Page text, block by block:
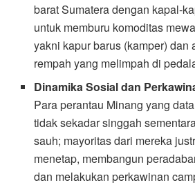
barat Sumatera dengan kapal-
untuk memburu komoditas
yakni kapur barus (kamper) dan
rempah yang melimpah di
Dinamika Sosial dan
Para perantau Minang yang
tidak sekadar singgah
sauh; mayoritas dari mereka
menetap, membangun
dan melakukan perkawinan